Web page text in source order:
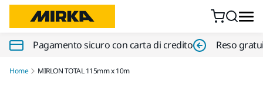
Pagamento sicuro con carta di credito Reso
Home MIRLON TOTAL 115mm x 10m